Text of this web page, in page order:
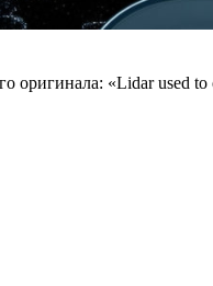
оригинала: «Lidar used